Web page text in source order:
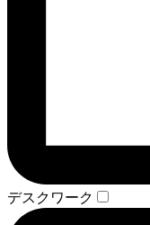
デスクワーク